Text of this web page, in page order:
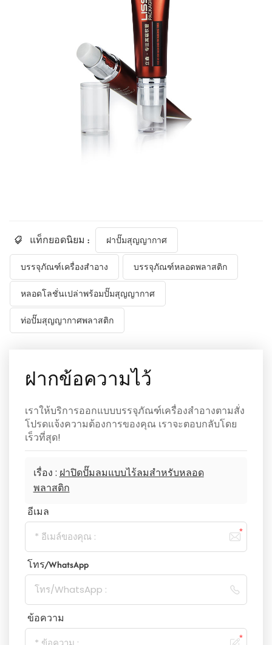
แท็กยอดนิยม : ฝาปั๊มสุญญากาศ
บรรจุภัณฑ์เครื่องสำอาง บรรจุภัณฑ์หลอดพลาสติก
หลอดโลชั่นเปล่าพร้อมปั๊มสุญญากาศ
ท่อปั๊มสุญญากาศพลาสติก
ฝากข้อความไว้
เราให้บริการออกแบบบรรจุภัณฑ์เครื่องสำอางตามสั่ง
โปรดแจ้งความต้องการของคุณ เราจะตอบกลับโดย
เร็วที่สุด!
เรื่อง : ฝาปิดปั๊มลมแบบไร้ลมสำหรับหลอด
พลาสติก
อีเมล
โทร/WhatsApp
ข้อความ